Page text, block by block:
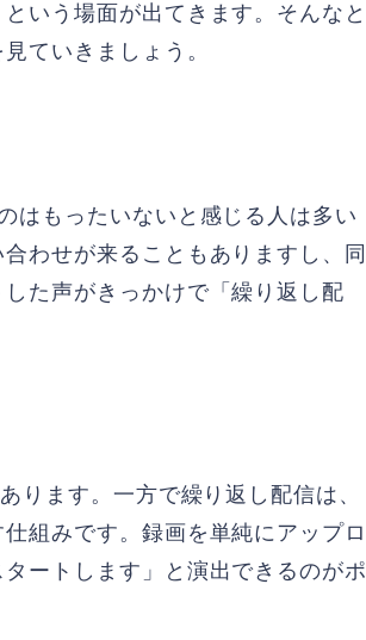
いう場面が出てきます。そんなと
ていきましょう。
はもったいないと感じる人は多い
わせが来ることもありますし、同
た声がきっかけで「繰り返し配
ります。一方で繰り返し配信は、
組みです。録画を単純にアップロ
ートします」と演出できるのがポ